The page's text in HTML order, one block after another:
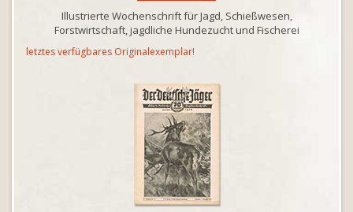
Illustrierte Wochenschrift für Jagd, Schießwesen,
Forstwirtschaft, jagdliche Hundezucht und Fischerei
letztes verfügbares Originalexemplar!